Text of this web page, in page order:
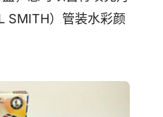
SMITH）管装水彩颜